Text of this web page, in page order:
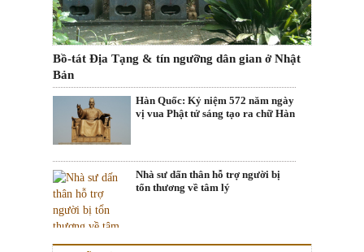
Bồ-tát Địa Tạng & tín ngưỡng dân gian ở Nhật
Bản
Hàn Quốc: Kỷ niệm 572 năm ngày
vị vua Phật tử sáng tạo ra chữ Hàn
Nhà sư dấn thân hỗ trợ người bị
tổn thương về tâm lý